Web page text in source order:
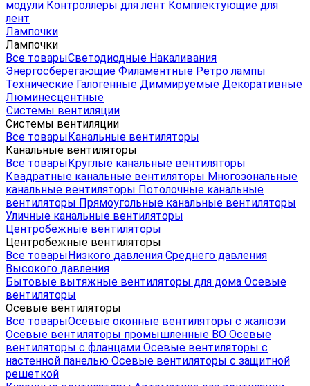
модули Контроллеры для лент Комплектующие для
лент
Лампочки
Лампочки
Все товарыСветодиодные Накаливания
Энергосберегающие Филаментные Ретро лампы
Технические Галогенные Диммируемые Декоративные
Люминесцентные
Системы вентиляции
Системы вентиляции
Все товарыКанальные вентиляторы
Канальные вентиляторы
Все товарыКруглые канальные вентиляторы
Квадратные канальные вентиляторы Многозональные
канальные вентиляторы Потолочные канальные
вентиляторы Прямоугольные канальные вентиляторы
Уличные канальные вентиляторы
Центробежные вентиляторы
Центробежные вентиляторы
Все товарыНизкого давления Среднего давления
Высокого давления
Бытовые вытяжные вентиляторы для дома Осевые
вентиляторы
Осевые вентиляторы
Все товарыОсевые оконные вентиляторы с жалюзи
Осевые вентиляторы промышленные ВО Осевые
вентиляторы с фланцами Осевые вентиляторы с
настенной панелью Осевые вентиляторы с защитной
решеткой